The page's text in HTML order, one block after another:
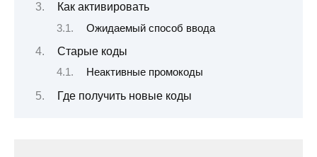
Как активировать
Ожидаемый способ ввода
Старые коды
Неактивные промокоды
Где получить новые коды